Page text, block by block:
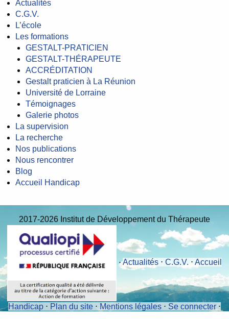
Actualités
C.G.V.
L’école
Les formations
GESTALT-PRATICIEN
GESTALT-THÉRAPEUTE
ACCRÉDITATION
Gestalt praticien à La Réunion
Université de Lorraine
Témoignages
Galerie photos
La supervision
La recherche
Nos publications
Nous rencontrer
Blog
Accueil Handicap
2017-2026 Institut de Développement du Thérapeute
⋅Actualités ⋅ C.G.V. ⋅ Accueil
Handicap ⋅ Plan du site ⋅ Mentions légales ⋅ Se connecter ⋅